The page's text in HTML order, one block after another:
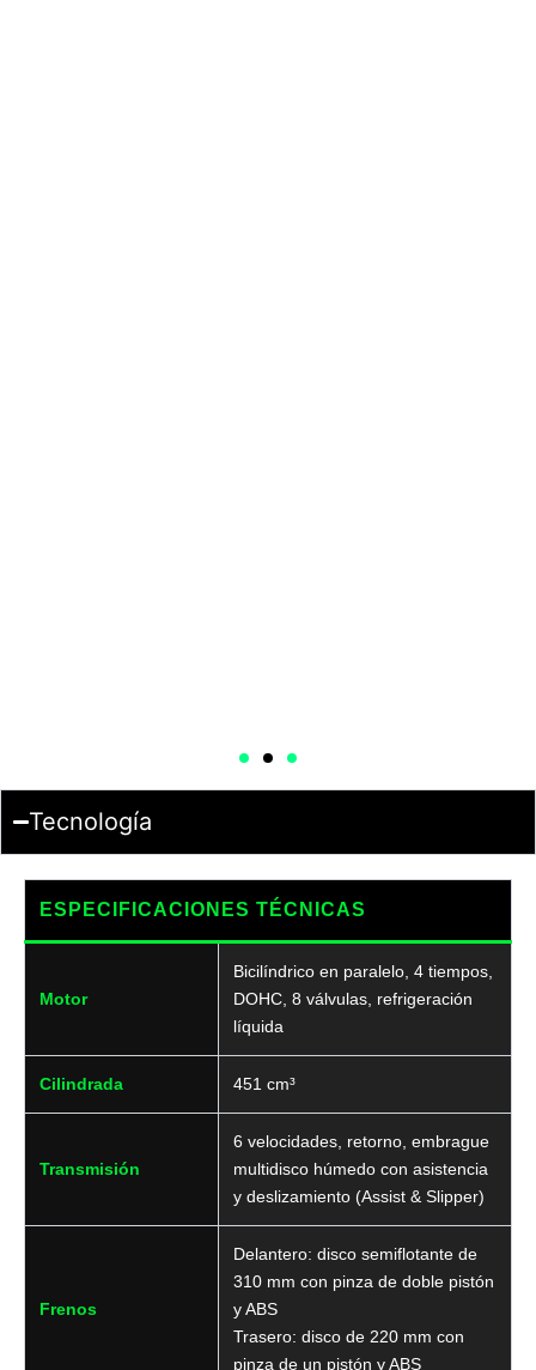
Tecnología
ESPECIFICACIONES TÉCNICAS
Motor
Bicilíndrico en paralelo, 4 tiempos,
DOHC, 8 válvulas, refrigeración
líquida
Cilindrada 451 cm³
Transmisión
6 velocidades, retorno, embrague
multidisco húmedo con asistencia
y deslizamiento (Assist & Slipper)
Frenos
Delantero: disco semiflotante de
310 mm con pinza de doble pistón
y ABS
Trasero: disco de 220 mm con
pinza de un pistón y ABS